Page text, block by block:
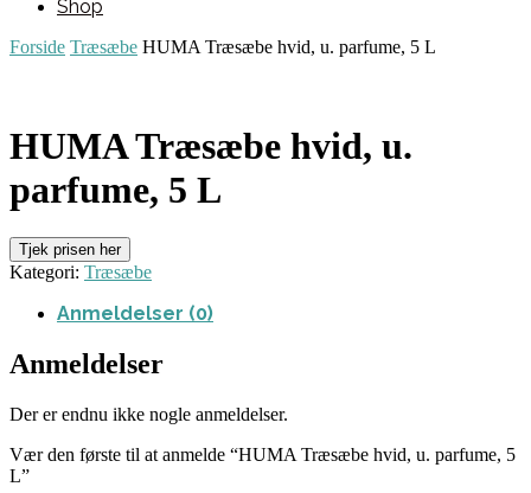
Shop
Forside Træsæbe HUMA Træsæbe hvid, u. parfume, 5 L
HUMA Træsæbe hvid, u.
parfume, 5 L
Tjek prisen her
Kategori: Træsæbe
Anmeldelser (0)
Anmeldelser
Der er endnu ikke nogle anmeldelser.
Vær den første til at anmelde “HUMA Træsæbe hvid, u. parfume, 5
L”